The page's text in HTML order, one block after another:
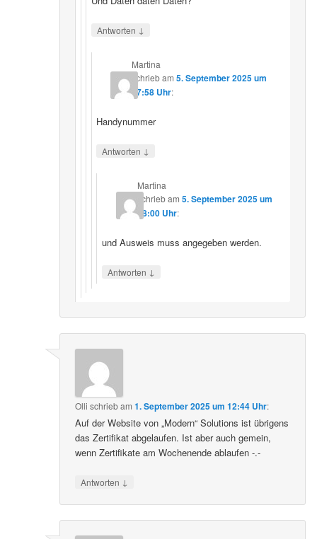
Antworten ↓
Martina
schriebam5. September 2025 um
17:58 Uhr:
Handynummer
Antworten ↓
Martina
schriebam 5. September 2025 um
18:00 Uhr:
und Ausweis muss angegeben werden.
Antworten ↓
Olli schriebam1. September 2025 um 12:44 Uhr:
Auf der Website von „Modern“ Solutions ist übrigens
das Zertifikat abgelaufen. Ist aber auch gemein,
wenn Zertifikate am Wochenende ablaufen -.-
Antworten ↓